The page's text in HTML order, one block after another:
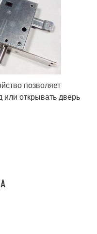
позволяет
или открывать дверь